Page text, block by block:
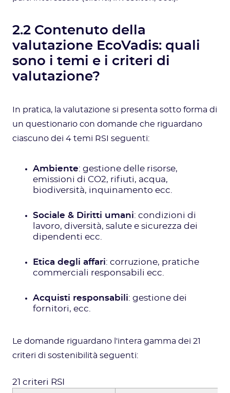
2.2 Contenuto della
valutazione EcoVadis: quali
sono i temi e i criteri di
valutazione?
In pratica, la valutazione si presenta sotto forma di
un questionario con domande che riguardano
ciascuno dei 4 temi RSI seguenti:
Ambiente: gestione delle risorse,
emissioni di CO2, rifiuti, acqua,
biodiversità, inquinamento ecc.
Sociale & Diritti umani: condizioni di
lavoro, diversità, salute e sicurezza dei
dipendenti ecc.
Etica degli affari: corruzione, pratiche
commerciali responsabili ecc.
Acquisti responsabili: gestione dei
fornitori, ecc.
Le domande riguardano l'intera gamma dei 21
criteri di sostenibilità seguenti:
21 criteri RSI